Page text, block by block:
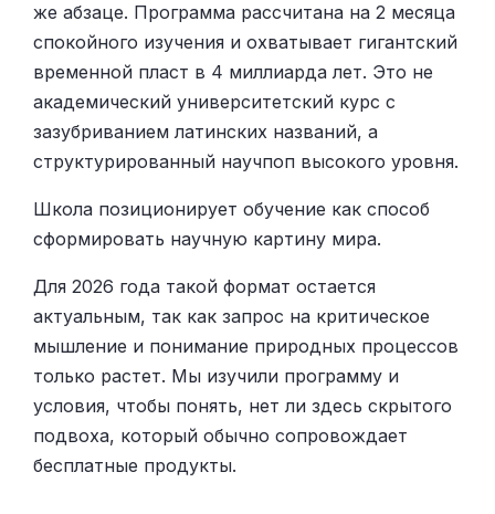
же абзаце. Программа рассчитана на 2 месяца
спокойного изучения и охватывает гигантский
временной пласт в 4 миллиарда лет. Это не
академический университетский курс с
зазубриванием латинских названий, а
структурированный научпоп высокого уровня.
Школа позиционирует обучение как способ
сформировать научную картину мира.
Для 2026 года такой формат остается
актуальным, так как запрос на критическое
мышление и понимание природных процессов
только растет. Мы изучили программу и
условия, чтобы понять, нет ли здесь скрытого
подвоха, который обычно сопровождает
бесплатные продукты.